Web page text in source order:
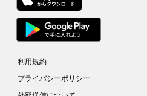
利用規約
プライバシーポリシー